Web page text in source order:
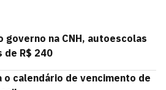
governo na CNH, autoescolas
R$ 240
o calendário de vencimento de